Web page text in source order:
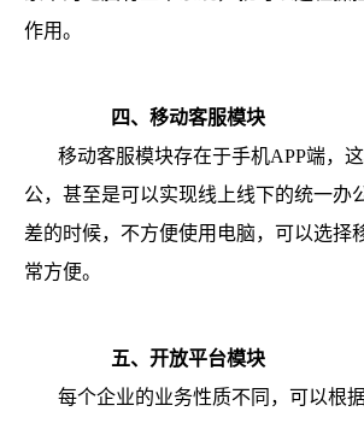
作用。
四、移动客服模块
移动客服模块存在于手机APP端，
公，甚至是可以实现线上线下的统一办
差的时候，不方便使用电脑，可以选择
常方便。
五、开放平台模块
每个企业的业务性质不同，可以根